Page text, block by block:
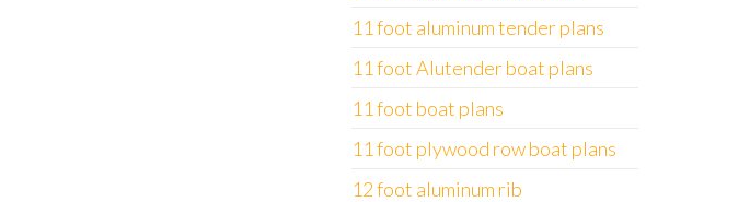
11 foot aluminum tender plans
11 foot Alutender boat plans
11 foot boat plans
11 foot plywood row boat plans
12 foot aluminum rib